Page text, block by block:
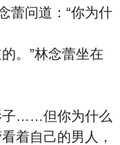
蕾问道：“你为什
。”林念蕾坐在
子……但你为什么
着自己的男人，